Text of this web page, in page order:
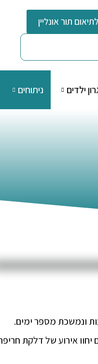
לתיאום תור אונליין
ילדים ניתוחים
ונמשכת מספר ימים.
בגיל הילדות אחרי זיהומים חריפים בדרכי הנשימה העליונות. כ